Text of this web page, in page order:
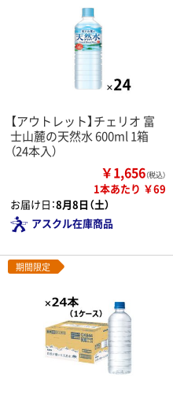
【アウトレット】チェリオ 富
士山麓の天然水 600ml 1箱
（24本入）
￥1,656（税込）
1本あたり ￥69
お届け日：8月8日（土）
アスクル在庫商品
期間限定